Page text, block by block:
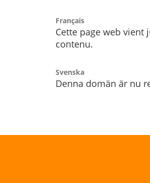
Français
Cette page web vient
contenu.
Svenska
Denna domän är nu